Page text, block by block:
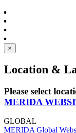
×
Location &
Please select
MERIDA
GLOBAL
MERIDA Global